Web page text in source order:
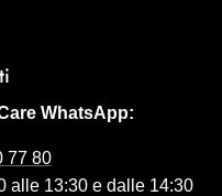
WhatsApp:
77 80
alle 13:30 e dalle 14:30